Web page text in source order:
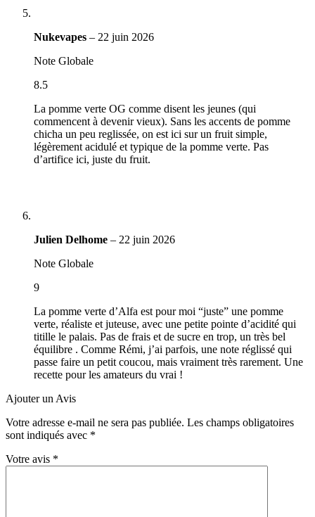
Nukevapes – 22 juin 2026
Note Globale
8.5
La pomme verte OG comme disent les jeunes (qui
commencent à devenir vieux). Sans les accents de pomme
chicha un peu reglissée, on est ici sur un fruit simple,
légèrement acidulé et typique de la pomme verte. Pas
d’artifice ici, juste du fruit.
Julien Delhome – 22 juin 2026
Note Globale
9
La pomme verte d’Alfa est pour moi “juste” une pomme
verte, réaliste et juteuse, avec une petite pointe d’acidité qui
titille le palais. Pas de frais et de sucre en trop, un très bel
équilibre . Comme Rémi, j’ai parfois, une note réglissé qui
passe faire un petit coucou, mais vraiment très rarement. Une
recette pour les amateurs du vrai !
Ajouter un Avis
Votre adresse e-mail ne sera pas publiée. Les champs obligatoires
sont indiqués avec *
Votre avis *